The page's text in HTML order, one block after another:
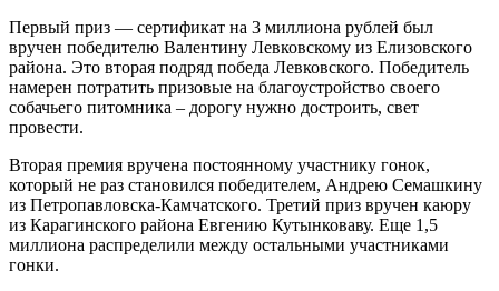
Первый приз — сертификат на 3 миллиона рублей был
вручен победителю Валентину Левковскому из Елизовского
района. Это вторая подряд победа Левковского. Победитель
намерен потратить призовые на благоустройство своего
собачьего питомника – дорогу нужно достроить, свет
провести.
Вторая премия вручена постоянному участнику гонок,
который не раз становился победителем, Андрею Семашкину
из Петропавловска-Камчатского. Третий приз вручен каюру
из Карагинского района Евгению Кутынковаву. Еще 1,5
миллиона распределили между остальными участниками
гонки.